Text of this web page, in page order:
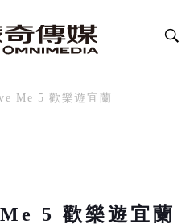
Me 5 歡樂遊宜蘭
5 歡樂遊宜蘭